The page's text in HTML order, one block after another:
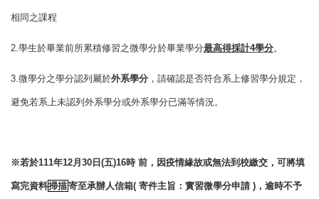
相同之課程
2.學生於畢業前所累積修習之微學分於畢業學分最高得採計4學分。
3.微學分之學分認列屬於外系學分 ，請確認是否符合系上修習學分規定，
避免若系上未認列外系學分或外系學分已滿等情況。
※若於111年12月 30 日 (五)16時 前，因疫情緣故或無法到校繳交，可將填
寫完資料掃描寄至承辦人信箱( 寄件主旨：實習微學分申請)，逾時不予